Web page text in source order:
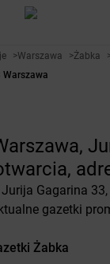
>Warszawa >Żabka
Gagarina
gazetki
Żabka